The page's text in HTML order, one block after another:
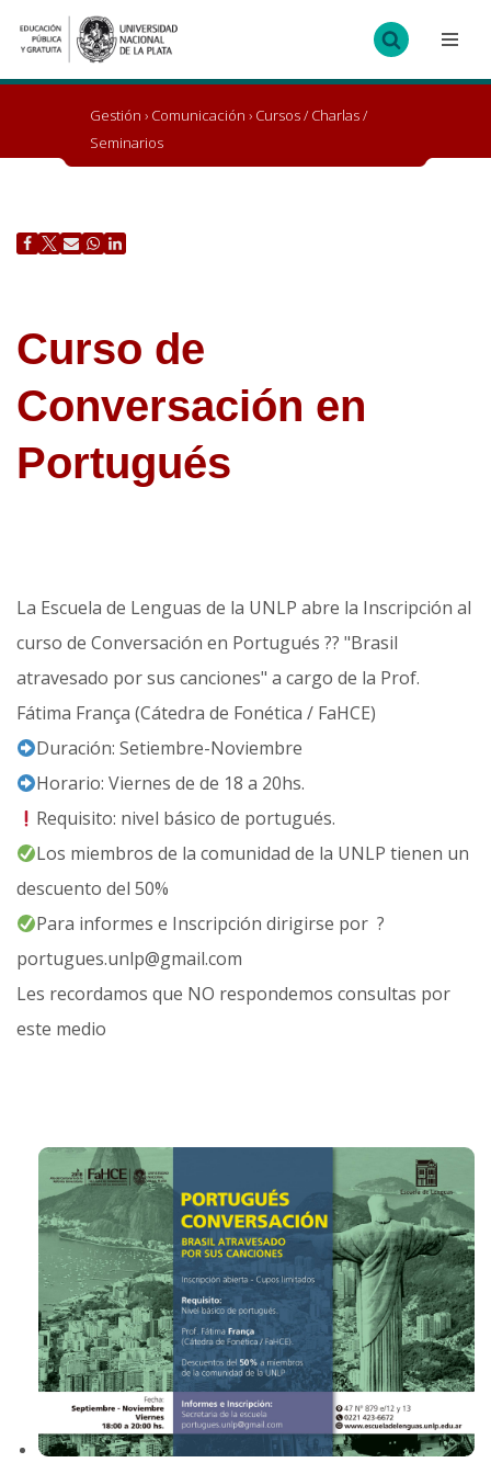
Ir
al
Gestión › Comunicación › Cursos / Charlas /
Seminarios
Curso de
Conversación en
Portugués
La Escuela de Lenguas de la UNLP abre la Inscripción al
curso de Conversación en Portugués ??️ "Brasil
atravesado por sus canciones" a cargo de la Prof.
Fátima França (Cátedra de Fonética / FaHCE)
Duración: Setiembre-Noviembre
Horario: Viernes de de 18 a 20hs.
Requisito: nivel básico de portugués.
Los miembros de la comunidad de la UNLP tienen un
descuento del 50%
Para informes e Inscripción dirigirse por ?
portugues.unlp@gmail.com
Les recordamos que NO respondemos consultas por
este medio